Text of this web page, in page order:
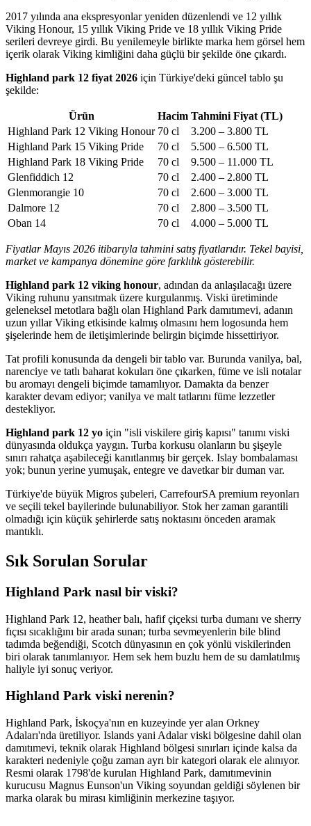
2017 yılında ana ekspresyonlar yeniden düzenlendi ve 12 yıllık
Viking Honour, 15 yıllık Viking Pride ve 18 yıllık Viking Pride
serileri devreye girdi. Bu yenilemeyle birlikte marka hem görsel hem
içerik olarak Viking kimliğini daha güçlü bir şekilde öne çıkardı.
Highland park 12 fiyat 2026 için Türkiye'deki güncel tablo şu
şekilde:
Ürün Hacim Tahmini Fiyat (TL)
Highland Park 12 Viking Honour 70 cl
3.200 – 3.800 TL
Highland Park 15 Viking Pride
70 cl
5.500 – 6.500 TL
Highland Park 18 Viking Pride
70 cl
9.500 – 11.000 TL
Glenfiddich 12
70 cl
2.400 – 2.800 TL
Glenmorangie 10
70 cl
2.600 – 3.000 TL
Dalmore 12
70 cl
2.800 – 3.500 TL
Oban 14
70 cl 4.000 – 5.000 TL
Fiyatlar Mayıs 2026 itibarıyla tahmini satış fiyatlarıdır. Tekel bayisi,
market ve kampanya dönemine göre farklılık gösterebilir.
Highland park 12 viking honour, adından da anlaşılacağı üzere
Viking ruhunu yansıtmak üzere kurgulanmış. Viski üretiminde
geleneksel metotlara bağlı olan Highland Park damıtımevi, adanın
uzun yıllar Viking etkisinde kalmış olmasını hem logosunda hem
şişelerinde hem de iletişimlerinde belirgin biçimde hissettiriyor.
Tat profili konusunda da dengeli bir tablo var. Burunda vanilya, bal,
narenciye ve tatlı baharat kokuları öne çıkarken, füme ve isli notalar
bu aromayı dengeli biçimde tamamlıyor. Damakta da benzer
karakter devam ediyor; vanilya ve malt tatlarını füme lezzetler
destekliyor.
Highland park 12 yo için "isli viskilere giriş kapısı" tanımı viski
dünyasında oldukça yaygın. Turba korkusu olanların bu şişeyle
sınırı rahatça aşabileceği kanıtlanmış bir gerçek. Islay bombalaması
yok; bunun yerine yumuşak, entegre ve davetkar bir duman var.
Türkiye'de büyük Migros şubeleri, CarrefourSA premium reyonları
ve seçili tekel bayilerinde bulunabiliyor. Stok her zaman garantili
olmadığı için küçük şehirlerde satış noktasını önceden aramak
mantıklı.
Sık Sorulan Sorular
Highland Park nasıl bir viski?
Highland Park 12, heather balı, hafif çiçeksi turba dumanı ve sherry
fıçısı sıcaklığını bir arada sunan; turba sevmeyenlerin bile blind
tadımda beğendiği, Scotch dünyasının en çok yönlü viskilerinden
biri olarak tanımlanıyor. Hem sek hem buzlu hem de su damlatılmış
haliyle iyi sonuç veriyor.
Highland Park viski nerenin?
Highland Park, İskoçya'nın en kuzeyinde yer alan Orkney
Adaları'nda üretiliyor. Islands yani Adalar viski bölgesine dahil olan
damıtımevi, teknik olarak Highland bölgesi sınırları içinde kalsa da
karakteri nedeniyle çoğu zaman ayrı bir kategori olarak ele alınıyor.
Resmi olarak 1798'de kurulan Highland Park, damıtımevinin
kurucusu Magnus Eunson'un Viking soyundan geldiği söylenen bir
marka olarak bu mirası kimliğinin merkezine taşıyor.